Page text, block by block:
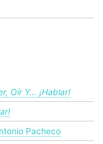
Oír Y… ¡hablar!
Pacheco